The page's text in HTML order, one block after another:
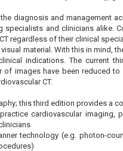
diagnosis and management
and clinicians alike.
regardless of their clinical
material. With this in mind,
indications. The current
images have been reduced
CT.
this third edition provides a
cardiovascular imaging,
technology (e.g. photon-